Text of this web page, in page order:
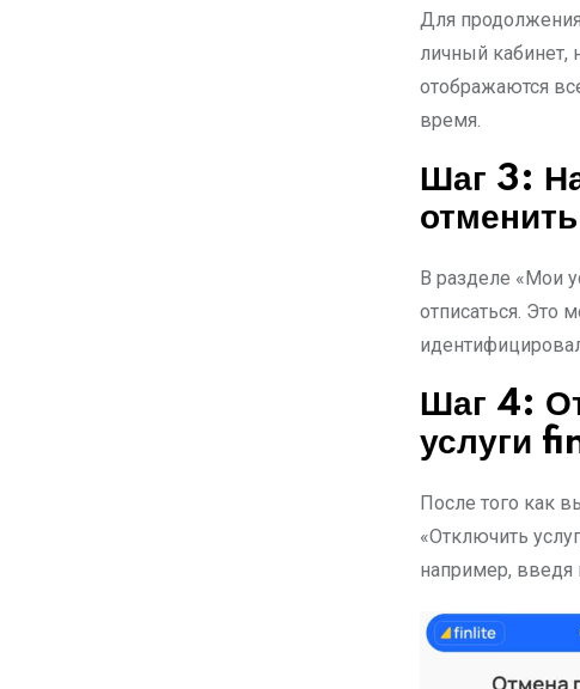
Для
личный кабинет,
отображаются
время.
Шаг 3:
отменить
В разделе «Мои
отписаться. Это
Шаг 4:
услуги
После того как
«Отключить
например, введя